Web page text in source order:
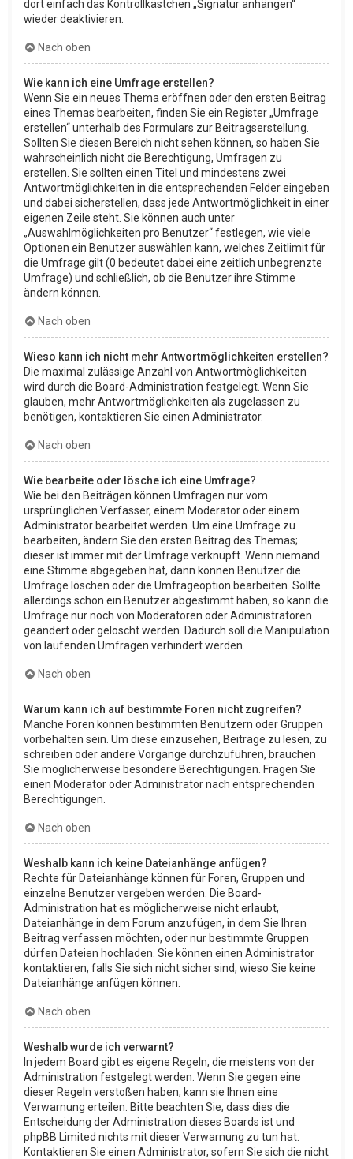
dort einfach das Kontrollkästchen „Signatur anhängen“
wieder deaktivieren.
Nach oben
Wie kann ich eine Umfrage erstellen?
Wenn Sie ein neues Thema eröffnen oder den ersten Beitrag
eines Themas bearbeiten, finden Sie ein Register „Umfrage
erstellen“ unterhalb des Formulars zur Beitragserstellung.
Sollten Sie diesen Bereich nicht sehen können, so haben Sie
wahrscheinlich nicht die Berechtigung, Umfragen zu
erstellen. Sie sollten einen Titel und mindestens zwei
Antwortmöglichkeiten in die entsprechenden Felder eingeben
und dabei sicherstellen, dass jede Antwortmöglichkeit in einer
eigenen Zeile steht. Sie können auch unter
„Auswahlmöglichkeiten pro Benutzer“ festlegen, wie viele
Optionen ein Benutzer auswählen kann, welches Zeitlimit für
die Umfrage gilt (0 bedeutet dabei eine zeitlich unbegrenzte
Umfrage) und schließlich, ob die Benutzer ihre Stimme
ändern können.
Nach oben
Wieso kann ich nicht mehr Antwortmöglichkeiten erstellen?
Die maximal zulässige Anzahl von Antwortmöglichkeiten
wird durch die Board-Administration festgelegt. Wenn Sie
glauben, mehr Antwortmöglichkeiten als zugelassen zu
benötigen, kontaktieren Sie einen Administrator.
Nach oben
Wie bearbeite oder lösche ich eine Umfrage?
Wie bei den Beiträgen können Umfragen nur vom
ursprünglichen Verfasser, einem Moderator oder einem
Administrator bearbeitet werden. Um eine Umfrage zu
bearbeiten, ändern Sie den ersten Beitrag des Themas;
dieser ist immer mit der Umfrage verknüpft. Wenn niemand
eine Stimme abgegeben hat, dann können Benutzer die
Umfrage löschen oder die Umfrageoption bearbeiten. Sollte
allerdings schon ein Benutzer abgestimmt haben, so kann die
Umfrage nur noch von Moderatoren oder Administratoren
geändert oder gelöscht werden. Dadurch soll die Manipulation
von laufenden Umfragen verhindert werden.
Nach oben
Warum kann ich auf bestimmte Foren nicht zugreifen?
Manche Foren können bestimmten Benutzern oder Gruppen
vorbehalten sein. Um diese einzusehen, Beiträge zu lesen, zu
schreiben oder andere Vorgänge durchzuführen, brauchen
Sie möglicherweise besondere Berechtigungen. Fragen Sie
einen Moderator oder Administrator nach entsprechenden
Berechtigungen.
Nach oben
Weshalb kann ich keine Dateianhänge anfügen?
Rechte für Dateianhänge können für Foren, Gruppen und
einzelne Benutzer vergeben werden. Die Board-
Administration hat es möglicherweise nicht erlaubt,
Dateianhänge in dem Forum anzufügen, in dem Sie Ihren
Beitrag verfassen möchten, oder nur bestimmte Gruppen
dürfen Dateien hochladen. Sie können einen Administrator
kontaktieren, falls Sie sich nicht sicher sind, wieso Sie keine
Dateianhänge anfügen können.
Nach oben
Weshalb wurde ich verwarnt?
In jedem Board gibt es eigene Regeln, die meistens von der
Administration festgelegt werden. Wenn Sie gegen eine
dieser Regeln verstoßen haben, kann sie Ihnen eine
Verwarnung erteilen. Bitte beachten Sie, dass dies die
Entscheidung der Administration dieses Boards ist und
phpBB Limited nichts mit dieser Verwarnung zu tun hat.
Kontaktieren Sie einen Administrator, sofern Sie sich die nicht